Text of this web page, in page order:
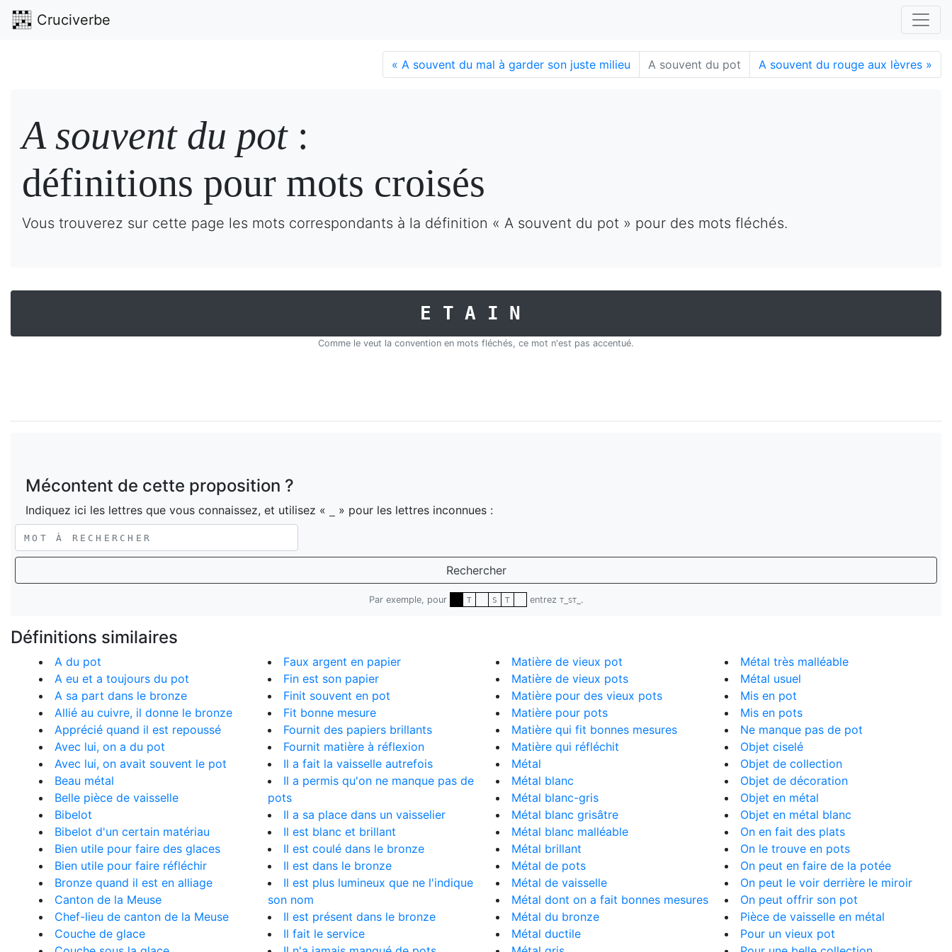
Cruciverbe
« A souvent du mal à garder son juste milieu A souvent du pot A souvent du rouge aux lèvres »
A souvent du pot:
définitions pour mots croisés
Vous trouverez sur cette page les mots correspondants à la définition « A souvent du pot » pour des mots fléchés.
ETAIN
Comme le veut la convention en mots fléchés, ce mot n'est pas accentué.
Mécontent de cette proposition ?
Indiquez ici les lettres que vous connaissez, et utilisez « » pour les lettres inconnues :
Rechercher
Par exemple, pour T S T entrez T_ST_ .
Définitions similaires
A du pot
A eu et a toujours du pot
A sa part dans le bronze
Allié au cuivre, il donne le bronze
Apprécié quand il est repoussé
Avec lui, on a du pot
Avec lui, on avait souvent le pot
Beau métal
Belle pièce de vaisselle
Bibelot
Bibelot d'un certain matériau
Bien utile pour faire des glaces
Bien utile pour faire réfléchir
Bronze quand il est en alliage
Canton de la Meuse
Chef-lieu de canton de la Meuse
Couche de glace
Faux argent en papier
Fin est son papier
Finit souvent en pot
Fit bonne mesure
Fournit des papiers brillants
Fournit matière à réflexion
Il a fait la vaisselle autrefois
Il a permis qu'on ne manque pas de
pots
Il a sa place dans un vaisselier
Il est blanc et brillant
Il est coulé dans le bronze
Il est dans le bronze
Il est plus lumineux que ne l'indique
son nom
Il est présent dans le bronze
Il fait le service
Matière de vieux pot
Matière de vieux pots
Matière pour des vieux pots
Matière pour pots
Matière qui fit bonnes mesures
Matière qui réfléchit
Métal
Métal blanc
Métal blanc-gris
Métal blanc grisâtre
Métal blanc malléable
Métal brillant
Métal de pots
Métal de vaisselle
Métal dont on a fait bonnes mesures
Métal du bronze
Métal ductile
Métal très malléable
Métal usuel
Mis en pot
Mis en pots
Ne manque pas de pot
Objet ciselé
Objet de collection
Objet de décoration
Objet en métal
Objet en métal blanc
On en fait des plats
On le trouve en pots
On peut en faire de la potée
On peut le voir derrière le miroir
On peut offrir son pot
Pièce de vaisselle en métal
Pour un vieux pot